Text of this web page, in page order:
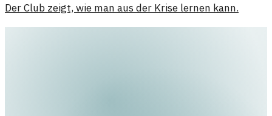
Der Club zeigt, wie man aus der Krise lernen kann.